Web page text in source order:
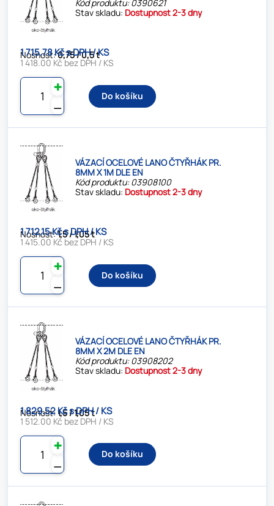
Kód produktu: 0390621
Stav skladu: Dostupnost 2-3 dny
Nosnost:0,75 / 0,5 t
1 715.78 Kč s DPH / KS
1 418.00 Kč bez DPH / KS
⚊
✚
Do košíku
VÁZACÍ OCELOVÉ LANO ČTYŘHÁK PR.
8MM X 1M DLE EN
Kód produktu: 03908100
Stav skladu: Dostupnost 2-3 dny
Nosnost:1,5 / 1,05 t
1 712.15 Kč s DPH / KS
1 415.00 Kč bez DPH / KS
⚊
✚
Do košíku
VÁZACÍ OCELOVÉ LANO ČTYŘHÁK PR.
8MM X 2M DLE EN
Kód produktu: 03908202
Stav skladu: Dostupnost 2-3 dny
Nosnost:1,5 / 1,05 t
1 829.52 Kč s DPH / KS
1 512.00 Kč bez DPH / KS
⚊
✚
Do košíku